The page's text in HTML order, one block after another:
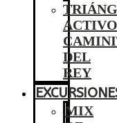
ACTIVO
DEL
REY
MIX